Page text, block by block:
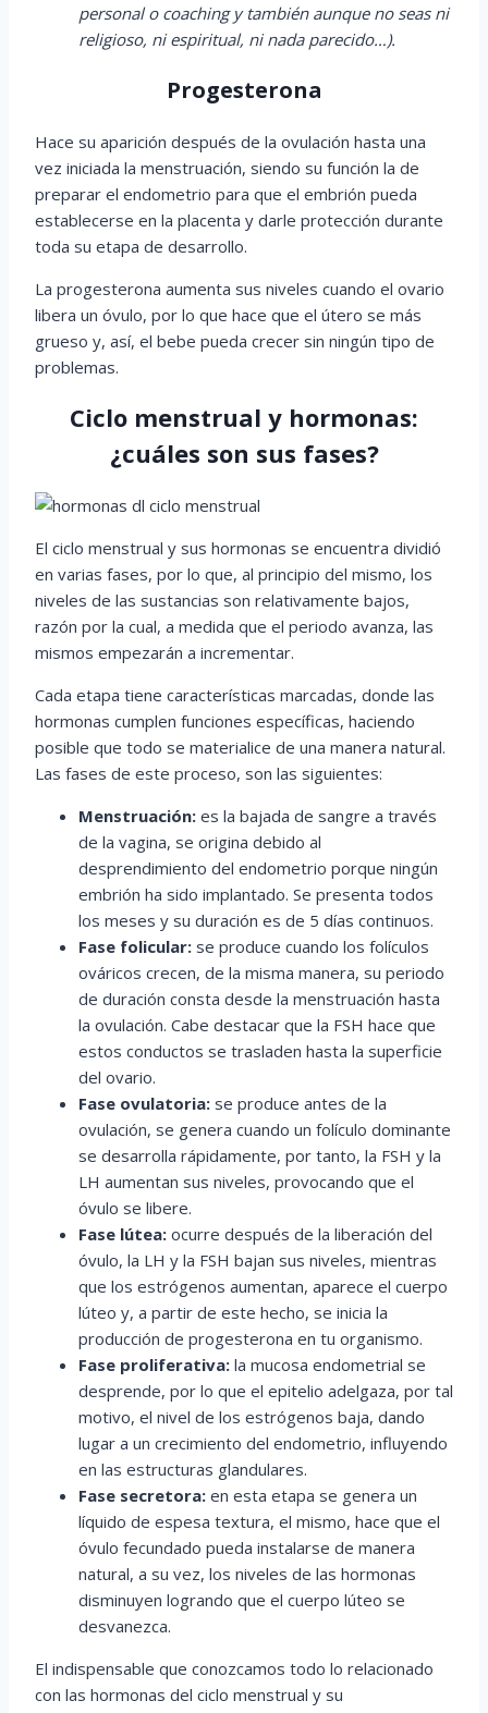
personal o coaching y también aunque no seas ni
religioso, ni espiritual, ni nada parecido…).
Progesterona
Hace su aparición después de la ovulación hasta una
vez iniciada la menstruación, siendo su función la de
preparar el endometrio para que el embrión pueda
establecerse en la placenta y darle protección durante
toda su etapa de desarrollo.
La progesterona aumenta sus niveles cuando el ovario
libera un óvulo, por lo que hace que el útero se más
grueso y, así, el bebe pueda crecer sin ningún tipo de
problemas.
Ciclo menstrual y hormonas:
¿cuáles son sus fases?
El ciclo menstrual y sus hormonas se encuentra dividió
en varias fases, por lo que, al principio del mismo, los
niveles de las sustancias son relativamente bajos,
razón por la cual, a medida que el periodo avanza, las
mismos empezarán a incrementar.
Cada etapa tiene características marcadas, donde las
hormonas cumplen funciones específicas, haciendo
posible que todo se materialice de una manera natural.
Las fases de este proceso, son las siguientes:
Menstruación: es la bajada de sangre a través
de la vagina, se origina debido al
desprendimiento del endometrio porque ningún
embrión ha sido implantado. Se presenta todos
los meses y su duración es de 5 días continuos.
Fase folicular: se produce cuando los folículos
ováricos crecen, de la misma manera, su periodo
de duración consta desde la menstruación hasta
la ovulación. Cabe destacar que la FSH hace que
estos conductos se trasladen hasta la superficie
del ovario.
Fase ovulatoria: se produce antes de la
ovulación, se genera cuando un folículo dominante
se desarrolla rápidamente, por tanto, la FSH y la
LH aumentan sus niveles, provocando que el
óvulo se libere.
Fase lútea: ocurre después de la liberación del
óvulo, la LH y la FSH bajan sus niveles, mientras
que los estrógenos aumentan, aparece el cuerpo
lúteo y, a partir de este hecho, se inicia la
producción de progesterona en tu organismo.
Fase proliferativa: la mucosa endometrial se
desprende, por lo que el epitelio adelgaza, por tal
motivo, el nivel de los estrógenos baja, dando
lugar a un crecimiento del endometrio, influyendo
en las estructuras glandulares.
Fase secretora: en esta etapa se genera un
líquido de espesa textura, el mismo, hace que el
óvulo fecundado pueda instalarse de manera
natural, a su vez, los niveles de las hormonas
disminuyen logrando que el cuerpo lúteo se
desvanezca.
El indispensable que conozcamos todo lo relacionado
con las hormonas del ciclo menstrual y su